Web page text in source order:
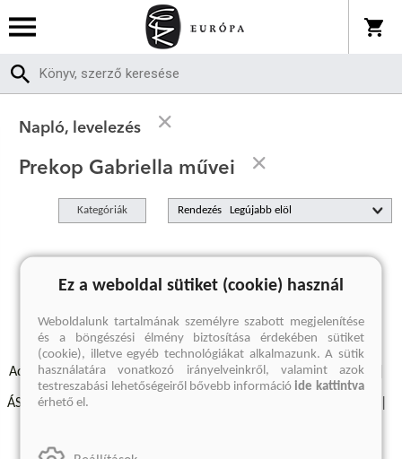
Napló, levelezés
Prekop Gabriella művei
Kategóriák Rendezés
A keresett kifejezésre nincs találat
Adatvédelmi szabályzatok Elállási felmondási nyilatkozat
ÁSZF - Vásárlási feltételek
Ez a weboldal sütiket (cookie) használ
Weboldalunk tartalmának személyre szabott megjelenítése
és a böngészési élmény biztosítása érdekében sütiket
(cookie), illetve egyéb technológiákat alkalmazunk. A sütik
használatára vonatkozó irányelveinkről, valamint azok
testreszabási lehetőségeiről bővebb információide kattintva
érhető el.